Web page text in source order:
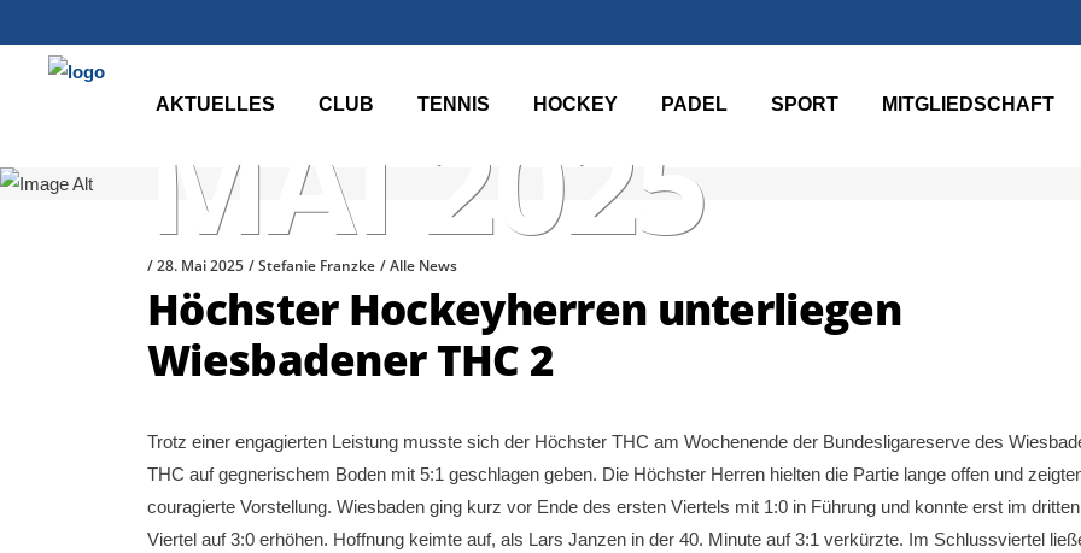
AKTUELLES CLUB TENNIS HOCKEY PADEL SPORT MITGLIEDSCHAFT
MAI 2025
28. Mai 2025 Stefanie Franzke Alle News
Höchster Hockeyherren unterliegen
Wiesbadener THC 2
Trotz einer engagierten Leistung musste sich der Höchster THC am Wochenende der Bundesligareserve des
THC auf gegnerischem Boden mit 5:1 geschlagen geben. Die Höchster Herren hielten die Partie lange offen und
couragierte Vorstellung. Wiesbaden ging kurz vor Ende des ersten Viertels mit 1:0 in Führung und konnte erst im dritten
Viertel auf 3:0 erhöhen. Hoffnung keimte auf, als Lars Janzen in der 40. Minute auf 3:1 verkürzte. Im Schlussviertel